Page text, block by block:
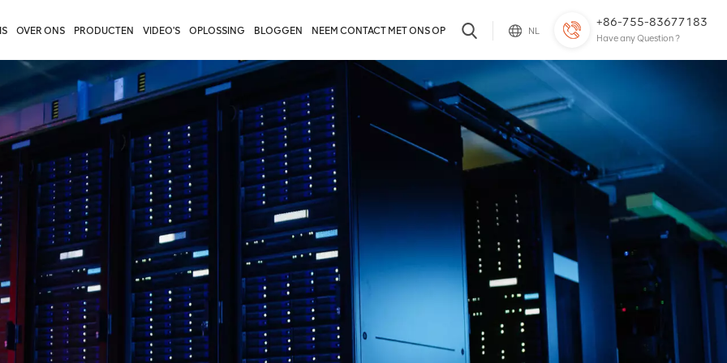
+86-755-83677183
Have any Question ?
NL
OVER ONS PRODUCTEN VIDEO'S OPLOSSING BLOGGEN NEEM CONTACT MET ONS OP